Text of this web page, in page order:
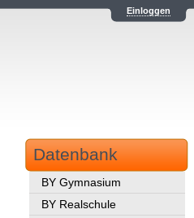
Einloggen
Datenbank
BY Gymnasium
BY Realschule